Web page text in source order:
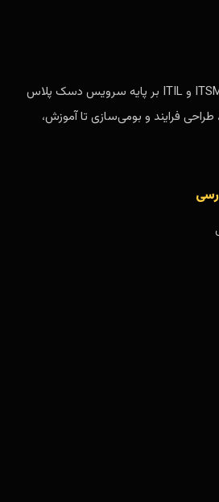
مدانت مجری پیاده‌سازی ITSM و ITIL بر پایه سرویس دسک پلاس
فرایند و بومی‌سازی تا آموزش،